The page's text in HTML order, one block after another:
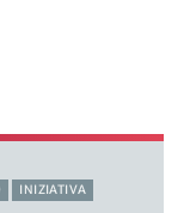
INIZIATIVA